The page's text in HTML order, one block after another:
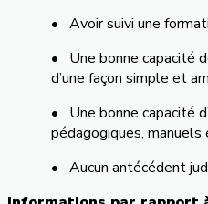
• Avoir suivi une
• Une bonne capacité
d’une façon simple et
• Une bonne capacité
pédagogiques, manuels
• Aucun antécédent